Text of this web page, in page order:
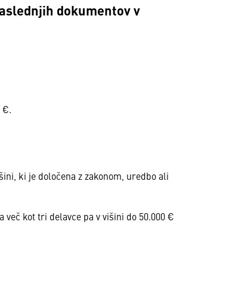
dokumentov v
€.
ki je določena z zakonom, uredbo ali
več kot tri delavce pa v višini do 50.000 €